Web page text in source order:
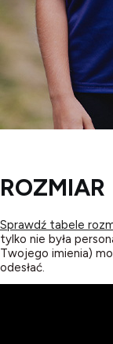
ROZMIAR
Sprawdź tabele
tylko nie była
Twojego imienia)
odesłać.